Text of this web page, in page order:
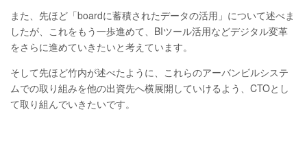
また、先ほど「boardに蓄積されたデータの活用」について述べま
したが、これをもう一歩進めて、BIツール活用などデジタル変革
をさらに進めていきたいと考えています。
そして先ほど竹内が述べたように、これらのアーバンビルシステ
ムでの取り組みを他の出資先へ横展開していけるよう、CTOとし
て取り組んでいきたいです。